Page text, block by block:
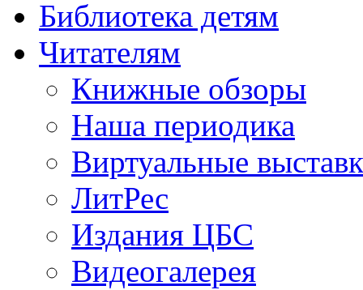
Библиотека детям
Читателям
Книжные обзоры
Наша периодика
Виртуальные
ЛитРес
Издания ЦБС
Видеогалерея